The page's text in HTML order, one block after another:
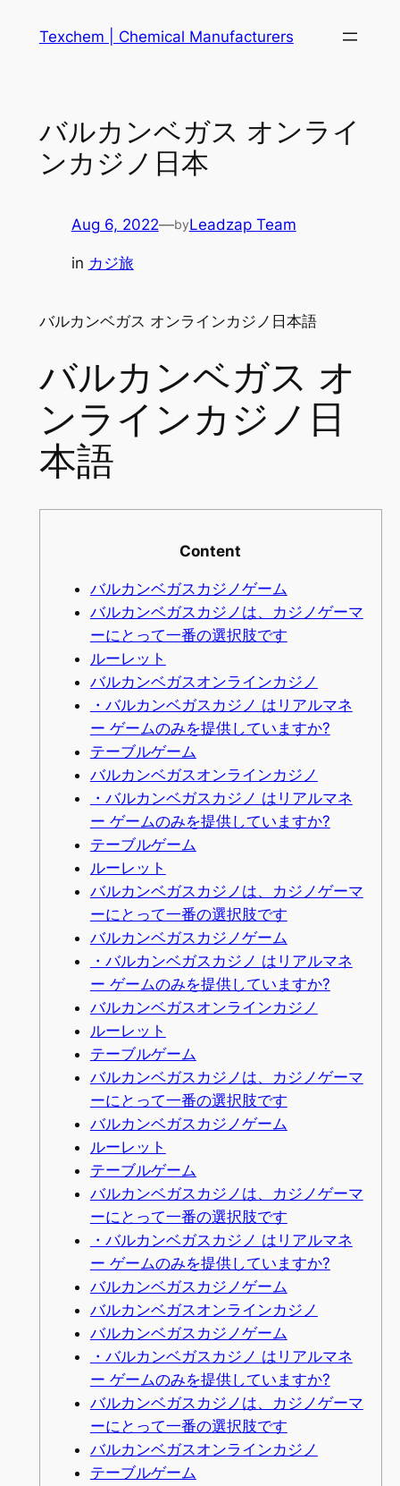
Texchem | Chemical Manufacturers
バルカンベガス オンライ
ンカジノ日本
Aug 6, 2022—byLeadzap Team
in カジ旅
バルカンベガス オンラインカジノ日本語
バルカンベガス オ
ンラインカジノ日
本語
Content
バルカンベガスカジノゲーム
バルカンベガスカジノは、カジノゲーマ
ーにとって一番の選択肢です
ルーレット
バルカンベガスオンラインカジノ
・バルカンベガスカジノ はリアルマネ
ー ゲームのみを提供していますか?
テーブルゲーム
バルカンベガスオンラインカジノ
・バルカンベガスカジノ はリアルマネ
ー ゲームのみを提供していますか?
テーブルゲーム
ルーレット
バルカンベガスカジノは、カジノゲーマ
ーにとって一番の選択肢です
バルカンベガスカジノゲーム
・バルカンベガスカジノ はリアルマネ
ー ゲームのみを提供していますか?
バルカンベガスオンラインカジノ
ルーレット
テーブルゲーム
バルカンベガスカジノは、カジノゲーマ
ーにとって一番の選択肢です
バルカンベガスカジノゲーム
ルーレット
テーブルゲーム
バルカンベガスカジノは、カジノゲーマ
ーにとって一番の選択肢です
・バルカンベガスカジノ はリアルマネ
ー ゲームのみを提供していますか?
バルカンベガスカジノゲーム
バルカンベガスオンラインカジノ
バルカンベガスカジノゲーム
・バルカンベガスカジノ はリアルマネ
ー ゲームのみを提供していますか?
バルカンベガスカジノは、カジノゲーマ
ーにとって一番の選択肢です
バルカンベガスオンラインカジノ
テーブルゲーム